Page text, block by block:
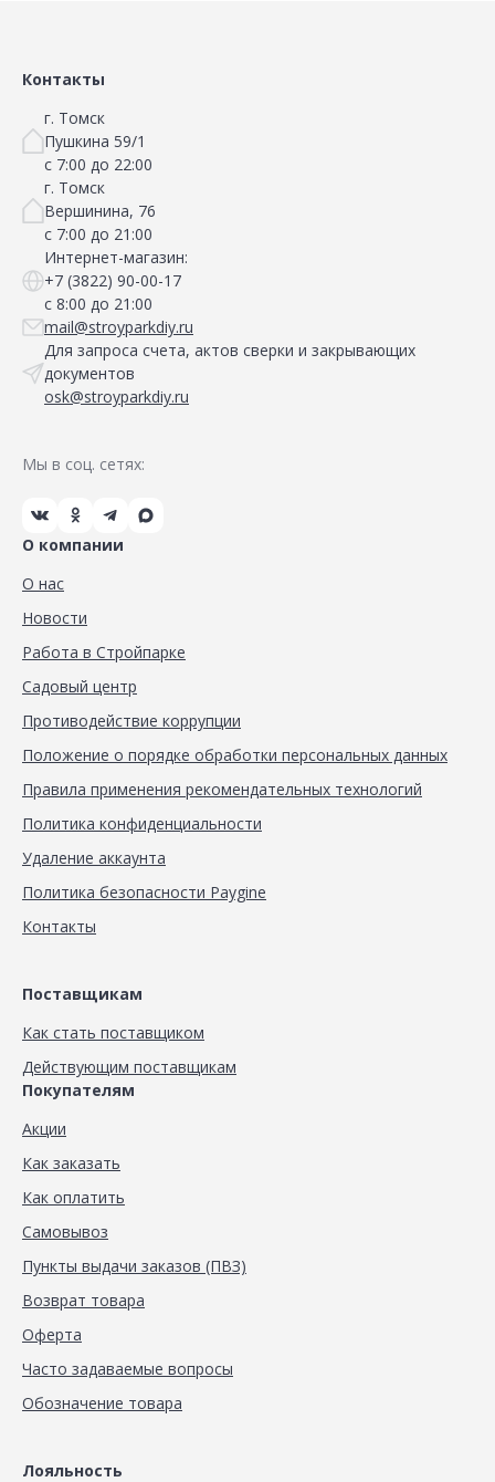
Контакты
г. Томск
Пушкина 59/1
с 7:00 до 22:00
г. Томск
Вершинина, 76
с 7:00 до 21:00
Интернет-магазин:
+7 (3822) 90-00-17
с 8:00 до 21:00
mail@stroyparkdiy.ru
Для запроса счета, актов сверки и закрывающих
документов
osk@stroyparkdiy.ru
Мы в соц. сетях:
О компании
О нас
Новости
Работа в Стройпарке
Садовый центр
Противодействие коррупции
Положение о порядке обработки персональных данных
Правила применения рекомендательных технологий
Политика конфиденциальности
Удаление аккаунта
Политика безопасности Paygine
Контакты
Поставщикам
Как стать поставщиком
Действующим поставщикам
Покупателям
Акции
Как заказать
Как оплатить
Самовывоз
Пункты выдачи заказов (ПВЗ)
Возврат товара
Оферта
Часто задаваемые вопросы
Обозначение товара
Лояльность